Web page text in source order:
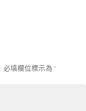
必填欄位標示為 *